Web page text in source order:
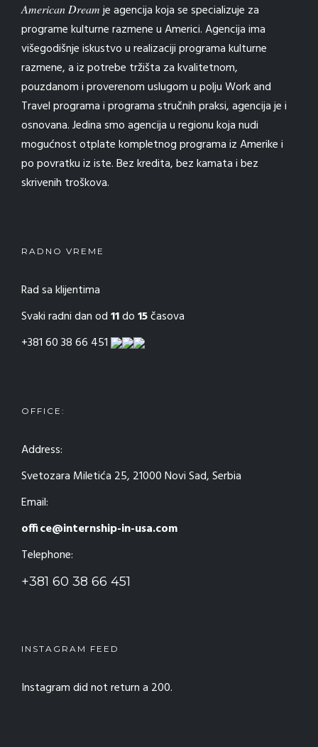
American Dreamje agencija koja se specializuje za
programe kulturne razmene u Americi. Agencija ima
višegodišnje iskustvo u realizaciji programa kulturne
razmene, a iz potrebe tržišta za kvalitetnom,
pouzdanom i proverenom uslugom u polju Work and
Travel programa i programa stručnih praksi, agencija je i
osnovana. Jedina smo agencija u regionu koja nudi
mogućnost otplate kompletnog programa iz Amerike i
po povratku iz iste. Bez kredita, bez kamata i bez
skrivenih troškova.
RADNO VREME
Rad sa klijentima
Svaki radni dan od11do15časova
+381 60 38 66 451
OFFICE:
Address:
Svetozara Miletića 25, 21000 Novi Sad, Serbia
Email:
office@internship-in-usa.com
Telephone:
+381 60 38 66 451
INSTAGRAM FEED
Instagram did not return a 200.